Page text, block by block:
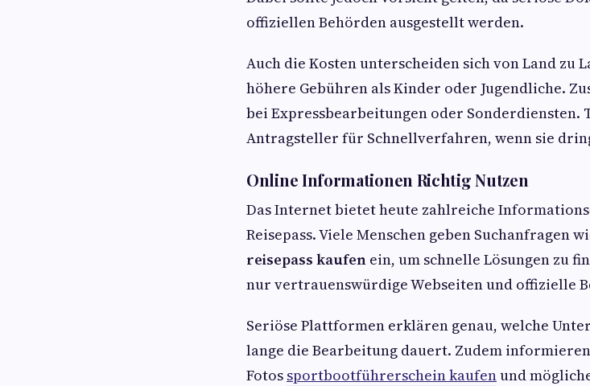
offiziellen Behörden ausgestellt werden.
Auch die Kosten unterscheiden sich von Land zu
höhere Gebühren als Kinder oder Jugendliche.
bei Expressbearbeitungen oder Sonderdiensten.
Antragsteller für Schnellverfahren, wenn sie
Online Informationen Richtig Nutzen
Das Internet bietet heute zahlreiche
Reisepass. Viele Menschen geben Suchanfragen
reisepass kaufen ein, um schnelle Lösungen zu
nur vertrauenswürdige Webseiten und offizielle
Seriöse Plattformen erklären genau, welche
lange die Bearbeitung dauert. Zudem
Fotos sportbootführerschein kaufen und